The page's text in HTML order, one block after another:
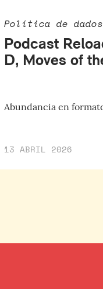
Política de dados
Podcast
D, Moves of
Abundancia en
13 ABRIL 2026